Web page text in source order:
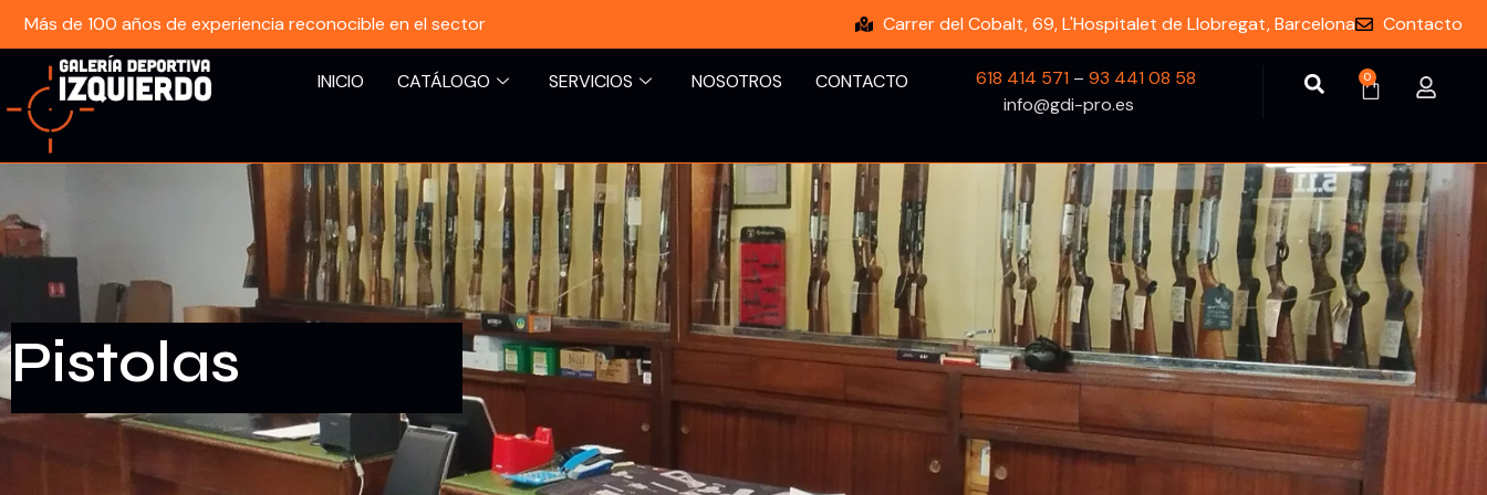
Más de 100 años de experiencia reconocible en el sector Carrer del Cobalt, 69, L'Hospitalet de Llobregat, Barcelona Contacto
INICIO CATÁLOGO SERVICIOS NOSOTROS CONTACTO 618 414 571 –93 441 08 58
info@gdi-pro.es
0
Pistolas